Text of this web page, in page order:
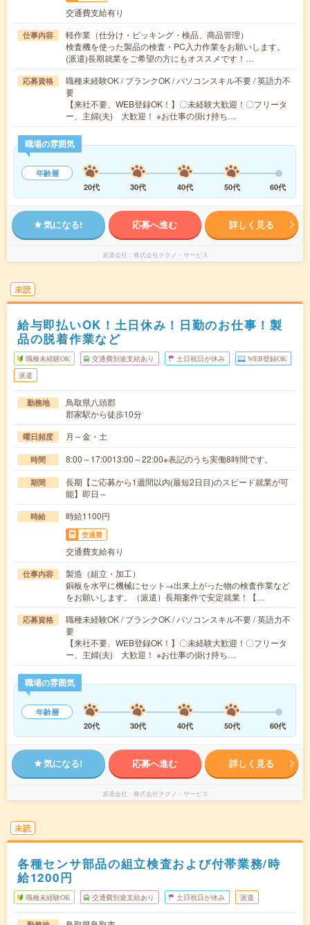
交通費支給有り
仕事内容
軽作業（仕分け・ピッキング・検品、商品管理）
検査機を使った製品の検査・PC入力作業をお願いします。
(派遣)長期就業をご希望の方にもオススメです！…
応募資格
職種未経験OK / ブランクOK / パソコンスキル不要 / 英語力不
要
【来社不要、WEB登録OK！】〇未経験大歓迎！〇フリータ
ー、主婦(夫) 大歓迎！ ※お仕事の掛け持ち…
職場の雰囲気
年齢層
20代
30代 40代 50代 60代
気になる! 応募へ進む 詳しく見る
派遣会社 株式会社テクノ・サービス
未読
給与即払いOK！土日休み！日勤のお仕事！製
品の脱着作業など
職種未経験OK 交通費別途支給あり 土日祝日が休み WEB登録OK
派遣
勤務地
鳥取県八頭郡
郡家駅から徒歩10分
曜日頻度 月～金・土
時間 8:00～17:0013:00～22:00※表記のうち実働8時間です。
期間
長期【ご応募から1週間以内(最短2日目)のスピード就業が可
能】即日～
時給 時給1100円
交通費
交通費支給有り
仕事内容
製造（組立・加工）
銅板を水平に機械にセット→出来上がった物の検査作業など
をお願いします。（派遣）長期案件で安定就業！【…
応募資格
職種未経験OK / ブランクOK / パソコンスキル不要 / 英語力不
要
【来社不要、WEB登録OK！】〇未経験大歓迎！〇フリータ
ー、主婦(夫) 大歓迎！ ※お仕事の掛け持ち…
職場の雰囲気
年齢層
20代
30代 40代 50代 60代
気になる! 応募へ進む 詳しく見る
派遣会社 株式会社テクノ・サービス
未読
各種センサ部品の組立検査および付帯業務/時
給1200円
職種未経験OK 交通費別途支給あり 土日祝日が休み 派遣